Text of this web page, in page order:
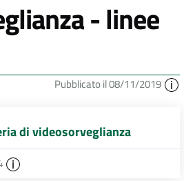
- linee
Pubblicato il 08/11/2019
di videosorveglianza